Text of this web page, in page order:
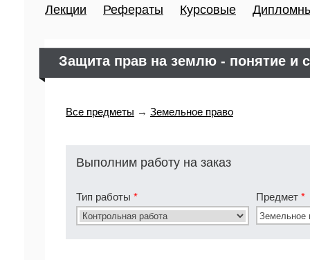
Лекции Рефераты Курсовые
Защита прав на землю - понятие и
Все предметы → Земельное право
Выполним работу на заказ
Тип работы * Предмет *